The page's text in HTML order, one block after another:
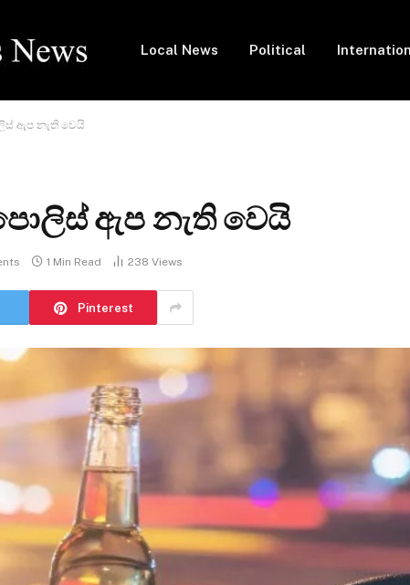
Local News Political
ඇප නැති වෙයි
ඇප නැති වෙයි
1 Min Read 238 Views
Pinterest